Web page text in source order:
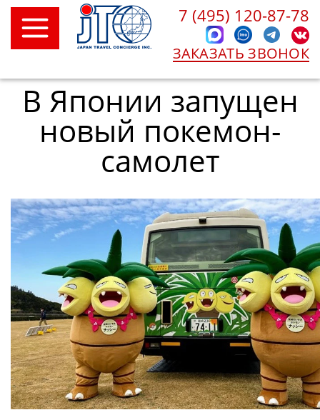
7 (495) 120-87-78
ЗАКАЗАТЬ ЗВОНОК
В Японии запущен
новый покемон-
самолет